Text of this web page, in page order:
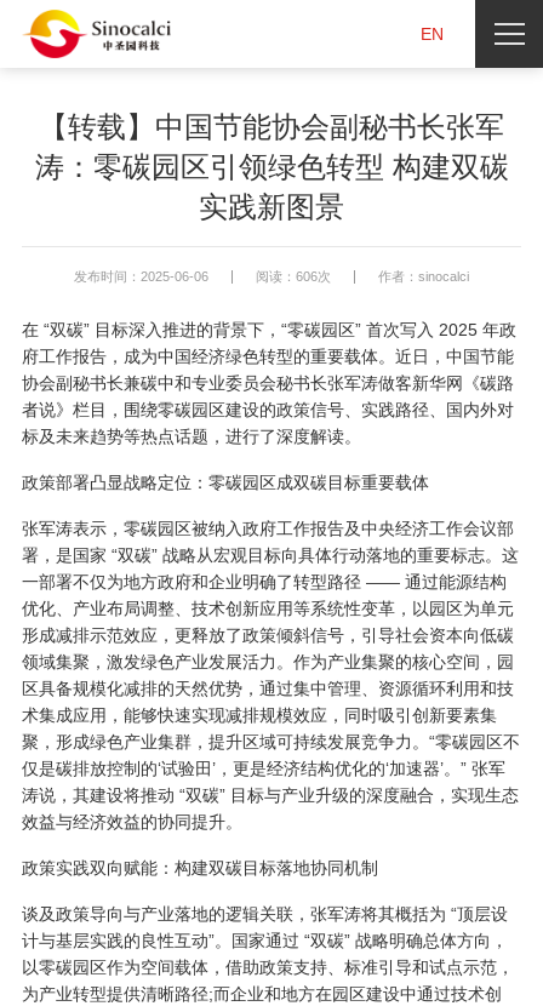
EN
【转载】中国节能协会副秘书长张军
涛：零碳园区引领绿色转型 构建双碳
实践新图景
发布时间：2025-06-06 阅读：606次 作者：sinocalci
在 “双碳” 目标深入推进的背景下，“零碳园区” 首次写入 2025 年政
府工作报告，成为中国经济绿色转型的重要载体。近日，中国节能
协会副秘书长兼碳中和专业委员会秘书长张军涛做客新华网《碳路
者说》栏目，围绕零碳园区建设的政策信号、实践路径、国内外对
标及未来趋势等热点话题，进行了深度解读。
政策部署凸显战略定位：零碳园区成双碳目标重要载体
张军涛表示，零碳园区被纳入政府工作报告及中央经济工作会议部
署，是国家 “双碳” 战略从宏观目标向具体行动落地的重要标志。这
一部署不仅为地方政府和企业明确了转型路径 —— 通过能源结构
优化、产业布局调整、技术创新应用等系统性变革，以园区为单元
形成减排示范效应，更释放了政策倾斜信号，引导社会资本向低碳
领域集聚，激发绿色产业发展活力。作为产业集聚的核心空间，园
区具备规模化减排的天然优势，通过集中管理、资源循环利用和技
术集成应用，能够快速实现减排规模效应，同时吸引创新要素集
聚，形成绿色产业集群，提升区域可持续发展竞争力。“零碳园区不
仅是碳排放控制的‘试验田’，更是经济结构优化的‘加速器’。” 张军
涛说，其建设将推动 “双碳” 目标与产业升级的深度融合，实现生态
效益与经济效益的协同提升。
政策实践双向赋能：构建双碳目标落地协同机制
谈及政策导向与产业落地的逻辑关联，张军涛将其概括为 “顶层设
计与基层实践的良性互动”。国家通过 “双碳” 战略明确总体方向，
以零碳园区作为空间载体，借助政策支持、标准引导和试点示范，
为产业转型提供清晰路径;而企业和地方在园区建设中通过技术创